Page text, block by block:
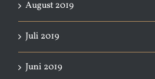
August 2019
Juli 2019
Juni 2019